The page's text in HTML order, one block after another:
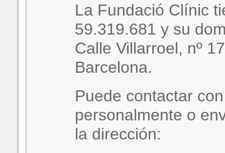
La Fundació Clínic
59.319.681 y su
Calle Villarroel, nº
Barcelona.
Puede contactar
personalmente o
la dirección: